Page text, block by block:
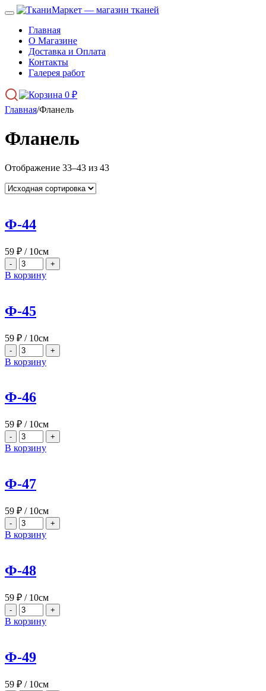
Главная
О Магазине
Доставка и Оплата
Контакты
Галерея работ
0 ₽
Главная/Фланель
Фланель
Отображение 33–43 из 43
Ф-44
59 ₽ / 10см
- +
В корзину
Ф-45
59 ₽ / 10см
- +
В корзину
Ф-46
59 ₽ / 10см
- +
В корзину
Ф-47
59 ₽ / 10см
- +
В корзину
Ф-48
59 ₽ / 10см
- +
В корзину
Ф-49
59 ₽ / 10см